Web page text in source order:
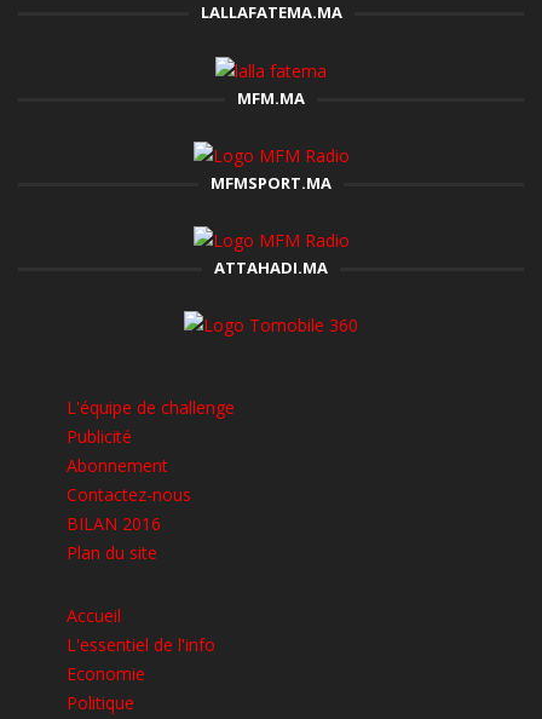
LALLAFATEMA.MA
MFM.MA
MFMSPORT.MA
ATTAHADI.MA
L'équipe de challenge
Publicité
Abonnement
Contactez-nous
BILAN 2016
Plan du site
Accueil
L'essentiel de l'info
Economie
Politique